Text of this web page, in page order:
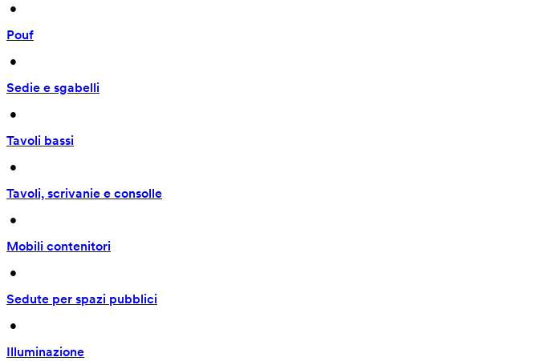
•
Pouf
•
Sedie e sgabelli
•
Tavoli bassi
•
Tavoli, scrivanie e consolle
•
Mobili contenitori
•
Sedute per spazi pubblici
•
Illuminazione